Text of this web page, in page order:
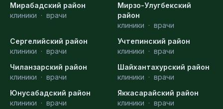
Мирабадский район
клиники · врачи
Мирзо-Улугбекский
район
клиники · врачи
Сергелийский район
клиники · врачи
Учтепинский район
клиники · врачи
Чиланзарский район
клиники · врачи
Шайхантахурский район
клиники · врачи
Юнусабадский район
клиники · врачи
Яккасарайский район
клиники · врачи